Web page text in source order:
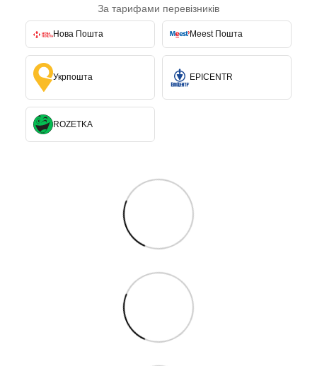
За тарифами перевізників
Нова Пошта Meest Пошта
Укрпошта EPICENTR
ROZETKA